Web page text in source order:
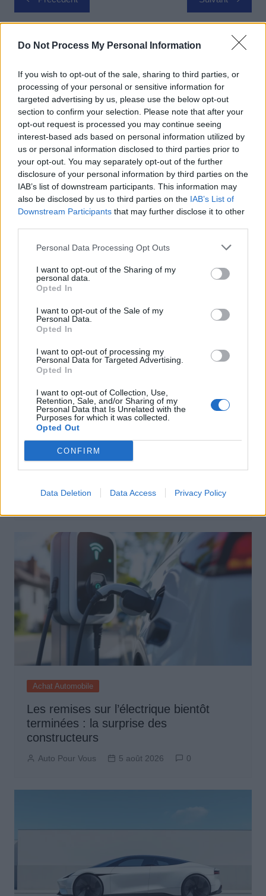
Do Not Process My Personal Information
If you wish to opt-out of the sale, sharing to third parties, or
processing of your personal or sensitive information for
targeted advertising by us, please use the below opt-out
section to confirm your selection. Please note that after your
opt-out request is processed you may continue seeing
interest-based ads based on personal information utilized by
us or personal information disclosed to third parties prior to
your opt-out. You may separately opt-out of the further
disclosure of your personal information by third parties on the
IAB’s list of downstream participants. This information may
also be disclosed by us to third parties on the IAB’s List of
Downstream Participants that may further disclose it to other
Personal Data Processing Opt Outs
I want to opt-out of the Sharing of my
personal data.
Opted In
I want to opt-out of the Sale of my
Personal Data.
Opted In
I want to opt-out of processing my
Personal Data for Targeted Advertising.
Opted In
I want to opt-out of Collection, Use,
Retention, Sale, and/or Sharing of my
Personal Data that Is Unrelated with the
Purposes for which it was collected.
Opted Out
CONFIRM
Data Deletion Data Access Privacy Policy
de
Achat Automobile
Autonomie électrique : ce que vous
Achat Automobile
Denza Z9S : la voiture électrique qui
Achat Automobile
Les remises sur l’électrique bientôt
terminées : la surprise des
constructeurs
Auto Pour Vous 5 août 2026 0